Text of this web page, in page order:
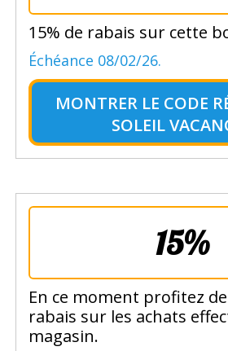
15% de rabais sur cette
Échéance 08/02/26.
MONTRER LE CODE
SOLEIL
15%
En ce moment profitez
rabais sur les achats
magasin.